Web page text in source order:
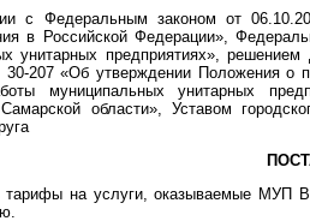
с Федеральным законом от
в Российской Федерации»,
унитарных предприятиях»,
207 «Об утверждении Положения о
муниципальных унитарных
области», Уставом
тарифы на услуги, оказываемые МУП